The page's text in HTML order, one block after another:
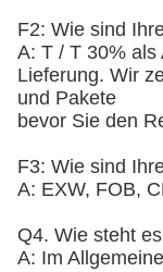
F2: Wie sind
A: T / T 30% als
Lieferung. Wir
und Pakete
bevor Sie den
F3: Wie sind
A: EXW, FOB,
Q4. Wie steht
A: Im